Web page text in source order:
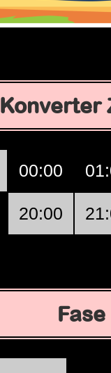
Konverter
00:00
20:00